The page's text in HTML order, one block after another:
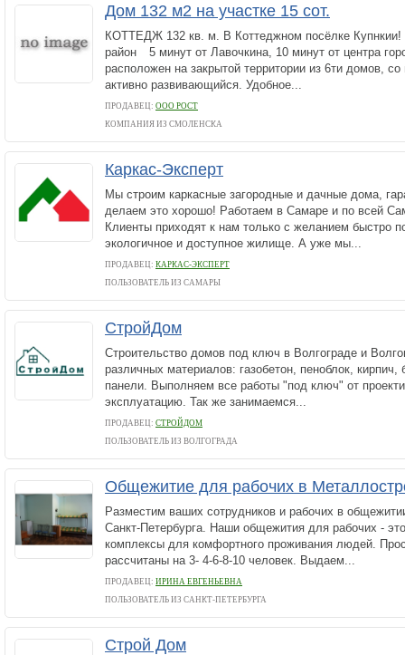
Дом 132 м2 на участке 15 сот.
КОТТЕДЖ 132 кв. м. В Коттеджном посёлке Купнкии!
район⠀ 5 минут от Лавочкина, 10 минут от центра
расположен на закрытой территории из 6ти домов,
активно развивающийся. Удобное...
ПРОДАВЕЦ: ООО РОСТ
КОМПАНИЯ ИЗ СМОЛЕНСКА
Каркас-Эксперт
Мы строим каркасные загородные и дачные дома,
делаем это хорошо! Работаем в Самаре и по всей
Клиенты приходят к нам только с желанием быстро
экологичное и доступное жилище. А уже мы...
ПРОДАВЕЦ: КАРКАС-ЭКСПЕРТ
ПОЛЬЗОВАТЕЛЬ ИЗ САМАРЫ
СтройДом
Строительство домов под ключ в Волгограде и
различных материалов: газобетон, пеноблок,
панели. Выполняем все работы "под ключ" от
эксплуатацию. Так же занимаемся...
ПРОДАВЕЦ: СТРОЙДОМ
ПОЛЬЗОВАТЕЛЬ ИЗ ВОЛГОГРАДА
Общежитие для рабочих в
Разместим ваших сотрудников и рабочих в
Санкт-Петербурга. Наши общежития для рабочих -
комплексы для комфортного проживания людей.
рассчитаны на 3- 4-6-8-10 человек. Выдаем...
ПРОДАВЕЦ: ИРИНА ЕВГЕНЬЕВНА
ПОЛЬЗОВАТЕЛЬ ИЗ САНКТ-ПЕТЕРБУРГА
Строй Дом